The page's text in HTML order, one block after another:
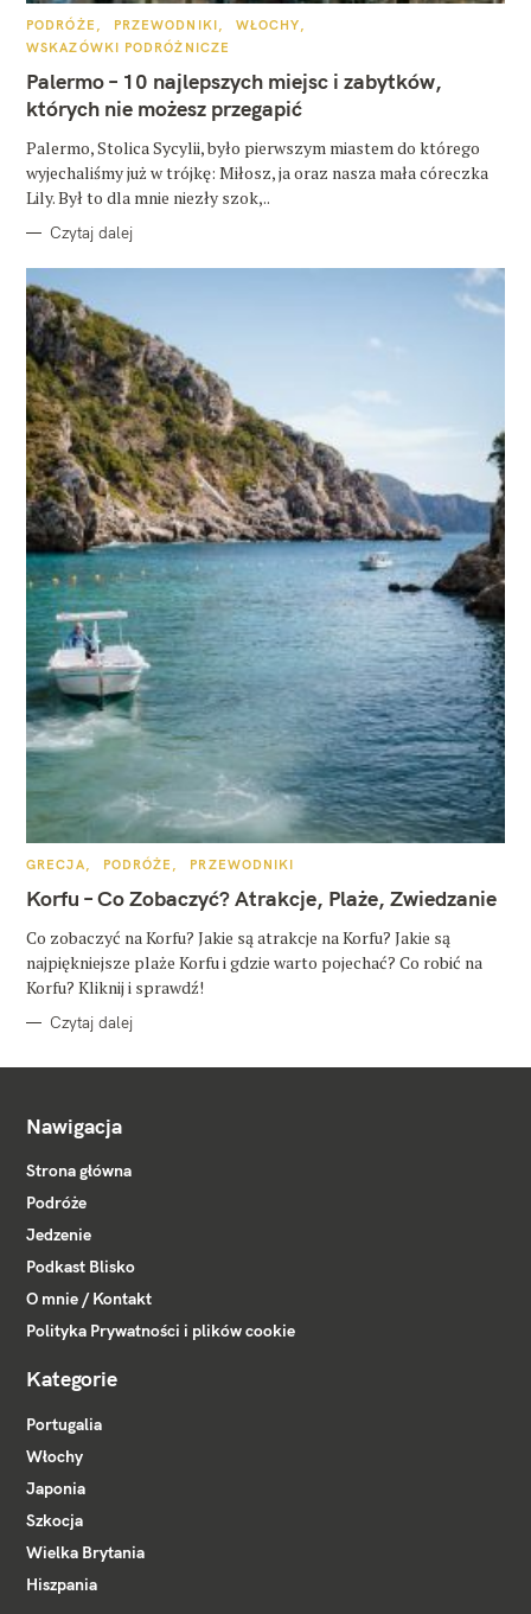
K
T
G
R
PODRÓŻE PRZEWODNIKI
WŁOCHY
WSKAZÓWKI PODRÓŻNICZE
Palermo – 10 najlepszych miejsc i zabytków,
których nie możesz przegapić
Palermo, Stolica Sycylii, było pierwszym miastem do którego
wyjechaliśmy już w trójkę: Miłosz, ja oraz nasza mała córeczka
Lily. Był to dla mnie niezły szok,..
Czytaj dalej
K
T
E
O
R
I
GRECJA PODRÓŻE PRZEWODNIKI
Korfu – Co Zobaczyć? Atrakcje, Plaże, Zwiedzanie
Co zobaczyć na Korfu? Jakie są atrakcje na Korfu? Jakie są
najpiękniejsze plaże Korfu i gdzie warto pojechać? Co robić na
Korfu? Kliknij i sprawdź!
Czytaj dalej
Nawigacja
Strona główna
Podróże
Jedzenie
Podkast Blisko
O mnie / Kontakt
Polityka Prywatności i plików cookie
Kategorie
Portugalia
Włochy
Japonia
Szkocja
Wielka Brytania
Hiszpania